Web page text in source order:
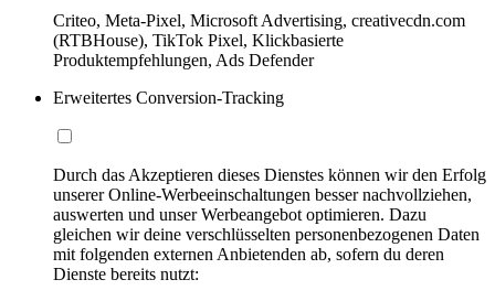
Criteo, Meta-Pixel, Microsoft Advertising, creativecdn.com
(RTBHouse), TikTok Pixel, Klickbasierte
Produktempfehlungen, Ads Defender
Erweitertes Conversion-Tracking
Durch das Akzeptieren dieses Dienstes können wir den Erfolg
unserer Online-Werbeeinschaltungen besser nachvollziehen,
auswerten und unser Werbeangebot optimieren. Dazu
gleichen wir deine verschlüsselten personenbezogenen Daten
mit folgenden externen Anbietenden ab, sofern du deren
Dienste bereits nutzt: